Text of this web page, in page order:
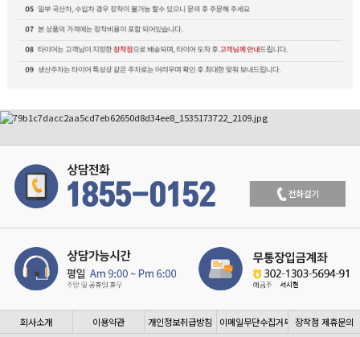
회사소개 이용약관 개인정보취급방침 이메일무단수집거부 장착점 제휴문의